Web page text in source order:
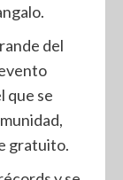
del
que se
gratuito.